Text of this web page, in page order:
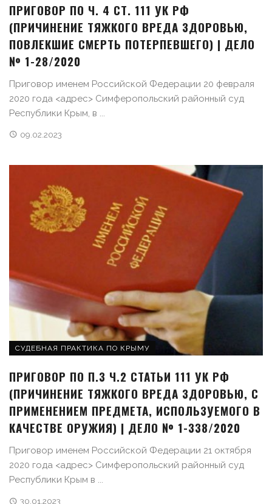
ПРИГОВОР ПО Ч. 4 СТ. 111 УК РФ
(ПРИЧИНЕНИЕ ТЯЖКОГО ВРЕДА ЗДОРОВЬЮ,
ПОВЛЕКШИЕ СМЕРТЬ ПОТЕРПЕВШЕГО) | ДЕЛО
№ 1-28/2020
Приговор именем Российской Федерации 20 февраля
2020 года <адрес> Симферопольский районный суд
Республики Крым, в ...
09.02.2023
СУДЕБНАЯ ПРАКТИКА ПО КРЫМУ
ПРИГОВОР ПО П.З Ч.2 СТАТЬИ 111 УК РФ
(ПРИЧИНЕНИЕ ТЯЖКОГО ВРЕДА ЗДОРОВЬЮ, С
ПРИМЕНЕНИЕМ ПРЕДМЕТА, ИСПОЛЬЗУЕМОГО В
КАЧЕСТВЕ ОРУЖИЯ) | ДЕЛО № 1-338/2020
Приговор именем Российской Федерации 21 октября
2020 года <адрес> Симферопольский районный суд
Республики Крым в ...
30.01.2023